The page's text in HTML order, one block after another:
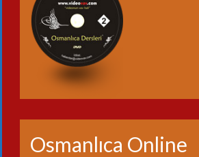
Osmanlıca Online